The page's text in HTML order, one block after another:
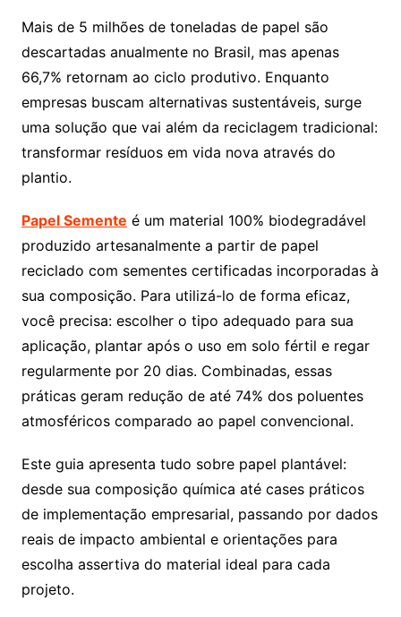
Mais de 5 milhões de toneladas de papel são
descartadas anualmente no Brasil, mas apenas
66,7% retornam ao ciclo produtivo. Enquanto
empresas buscam alternativas sustentáveis, surge
uma solução que vai além da reciclagem tradicional:
transformar resíduos em vida nova através do
plantio.
Papel Semente é um material 100% biodegradável
produzido artesanalmente a partir de papel
reciclado com sementes certificadas incorporadas à
sua composição. Para utilizá-lo de forma eficaz,
você precisa: escolher o tipo adequado para sua
aplicação, plantar após o uso em solo fértil e regar
regularmente por 20 dias. Combinadas, essas
práticas geram redução de até 74% dos poluentes
atmosféricos comparado ao papel convencional.
Este guia apresenta tudo sobre papel plantável:
desde sua composição química até cases práticos
de implementação empresarial, passando por dados
reais de impacto ambiental e orientações para
escolha assertiva do material ideal para cada
projeto.